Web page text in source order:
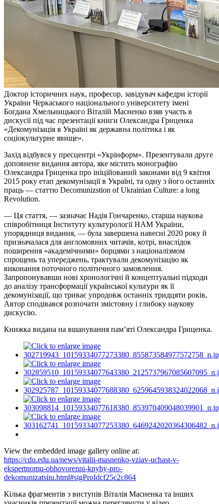
Доктор історичних наук, професор, завідувач кафедри історії
України Черкаського національного університету імені
Богдана Хмельницького Віталій Масненко взяв участь в
дискусії під час презентації книги Олександра Гриценка
«Декомунізація в Україні як державна політика і як
соціокультурне явище».
Захід відбувся у пресцентрі «Укрінформ». Презентували друге
доповнене видання автора, яке містить монографію
Олександра Гриценка про ініційований законами від 9 квітня
2015 року етап декомунізації в Україні, та одну з його останніх
праць — статтю Decomunizstion of Ukrainian Culture: a long
Revolution.
— Ця стаття, — зазначає Надія Гончаренко, старша наукова
співробітниця Інституту культурології НАМ України,
упорядниця видання, — була завершена навесні 2020 року й
призначалася для англомовних читачів, котрі, внаслідок
поширення «академічними» борцями з націоналізмом
спрощень та упереджень, трактували декомунізацію як
виконання поточного політичного замовлення.
Запропонувавши нові хронологічні й концептуальні підходи
до аналізу трансформації української культури як її
декомунізації, що триває упродовж останніх тридцяти років,
Автор сподівався розпочати змістовну і глибоку наукову
дискусію.
Книжка видана на вшанування пам’яті Олександра Гриценка.
View the embedded image gallery online at:
https://cdu.edu.ua/news/vitalii-masnenko-vziav-uchast-v-
ekspertnomu-obhovorenni-knyhy-pro-
dekomunizatsiiu.html#sigProIdcf25c2c864
Кілька фрагментів з виступів Віталія Масненка та інших